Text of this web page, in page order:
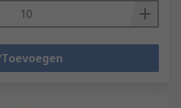
Toevoegen